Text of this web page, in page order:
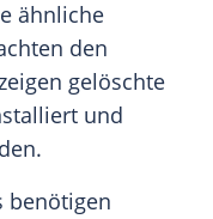
ähnliche
den
gelöschte
und
benötigen